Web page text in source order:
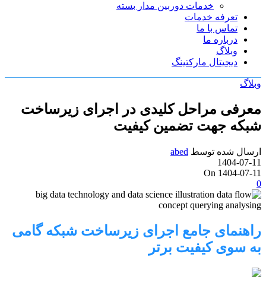
خدمات دوربین مدار بسته
تعرفه خدمات
تماس با ما
درباره ما
وبلاگ
دیجیتال مارکتینگ
وبلاگ
معرفی مراحل کلیدی در اجرای زیرساخت
شبکه جهت تضمین کیفیت
ارسال شده توسط abed
1404-07-11
On 1404-07-11
0
راهنمای جامع اجرای زیرساخت شبکه گامی
به سوی کیفیت برتر